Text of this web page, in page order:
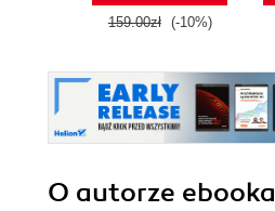
159.00zł (-10%)
O autorze ebooka